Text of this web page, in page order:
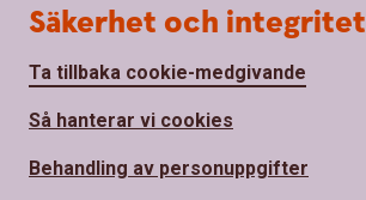
Säkerhet och integritet
Ta tillbaka cookie-medgivande
Så hanterar vi cookies
Behandling av personuppgifter